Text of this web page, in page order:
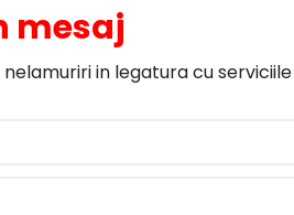
mesaj
in legatura cu